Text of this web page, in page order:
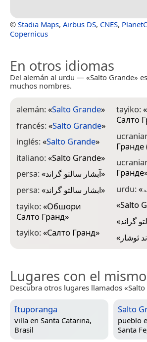
© Stadia Maps, Airbus DS, CNES,
Copernicus
En otros idiomas
Del alemán al urdu — «Salto Grande»
muchos nombres.
alemán:«Salto Grande»
francés:«Salto Grande»
inglés:«Salto Grande»
italiano:«Salto Grande»
persa:«آبشار سالتو گراند»
persa:«ابشار سالتو گراند»
tayiko:«Обшори
Салто Гранд»
tayiko:«Салто Гранд»
tayiko:«
Салто
Гранде
Гранде
urdu:«
«Salto
«گراند
«ئوشار
Lugares con el
Descubra otros lugares llamados «Salto
Ituporanga
villa en Santa Catarina,
Brasil
Salto
pueblo
Santa